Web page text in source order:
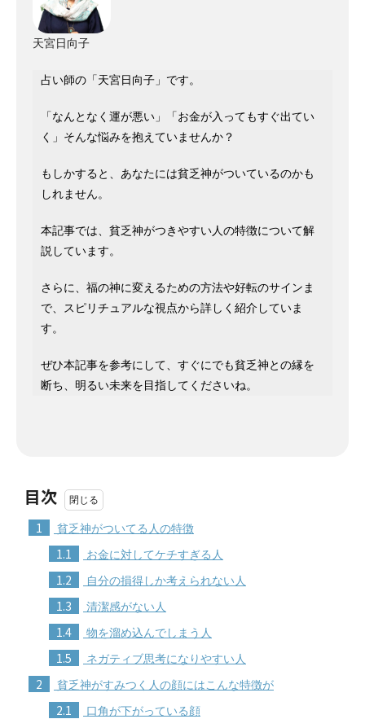
天宮日向子
占い師の「天宮日向子」です。
「なんとなく運が悪い」「お金が入ってもすぐ出てい
く」そんな悩みを抱えていませんか？
もしかすると、あなたには貧乏神がついているのかも
しれません。
本記事では、貧乏神がつきやすい人の特徴について解
説しています。
さらに、福の神に変えるための方法や好転のサインま
で、スピリチュアルな視点から詳しく紹介していま
す。
ぜひ本記事を参考にして、すぐにでも貧乏神との縁を
断ち、明るい未来を目指してくださいね。
目次
1 貧乏神がついてる人の特徴
1.1 お金に対してケチすぎる人
1.2 自分の損得しか考えられない人
1.3 清潔感がない人
1.4 物を溜め込んでしまう人
1.5 ネガティブ思考になりやすい人
2 貧乏神がすみつく人の顔にはこんな特徴が
2.1 口角が下がっている顔